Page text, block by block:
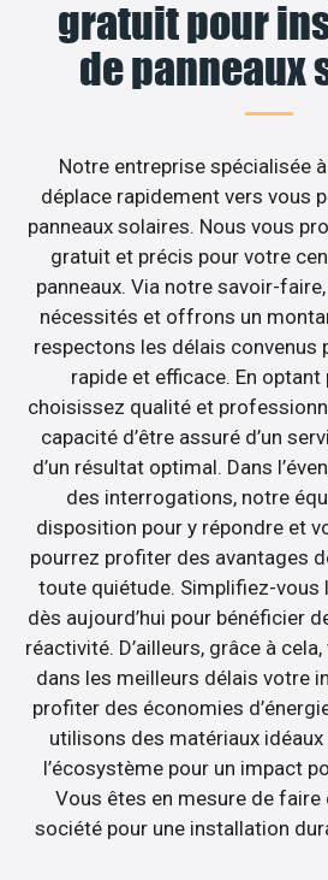
gratuit pour
de panneaux
Notre entreprise spécialisée
déplace rapidement vers vous
panneaux solaires. Nous vous
gratuit et précis pour votre
panneaux. Via notre savoir-
nécessités et offrons un
respectons les délais convenus
rapide et efficace. En optant
choisissez qualité et
capacité d’être assuré d’un
d’un résultat optimal. Dans
des interrogations, notre
disposition pour y répondre et
pourrez profiter des avantages
toute quiétude. Simplifiez-vous
dès aujourd’hui pour bénéficier
réactivité. D’ailleurs, grâce à
dans les meilleurs délais votre
profiter des économies
utilisons des matériaux
l’écosystème pour un impact
Vous êtes en mesure de
société pour une installation